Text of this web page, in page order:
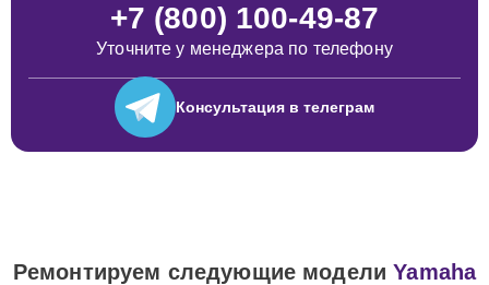
+7 (800) 100-49-87
Уточните у менеджера по телефону
Консультация в телеграм
Ремонтируем следующие моделиYamaha